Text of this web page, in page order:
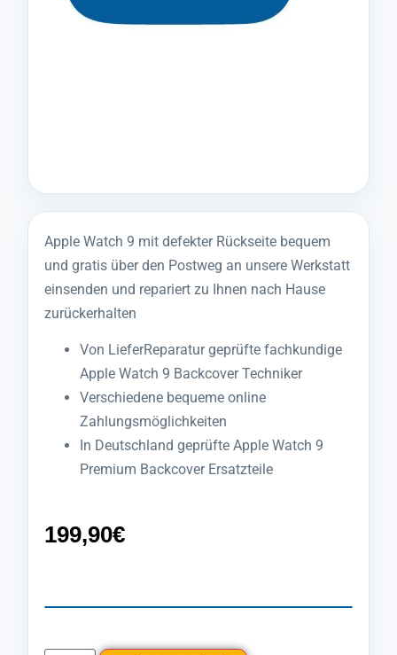
Apple Watch 9 mit defekter Rückseite bequem
und gratis über den Postweg an unsere Werkstatt
einsenden und repariert zu Ihnen nach Hause
zurückerhalten
Von LieferReparatur geprüfte fachkundige
Apple Watch 9 Backcover Techniker
Verschiedene bequeme online
Zahlungsmöglichkeiten
In Deutschland geprüfte Apple Watch 9
Premium Backcover Ersatzteile
199,90€